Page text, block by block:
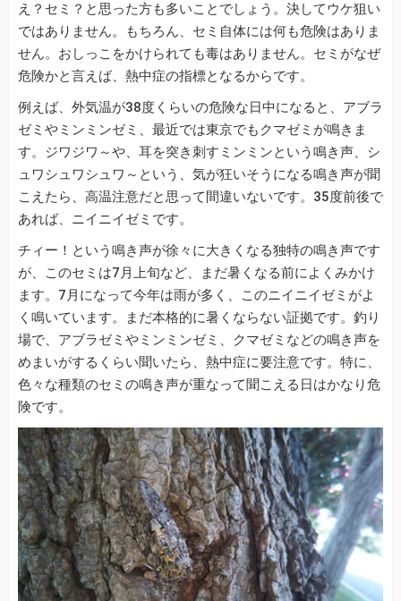
え？セミ？と思った方も多いことでしょう。決してウケ狙い
ではありません。もちろん、セミ自体には何も危険はありま
せん。おしっこをかけられても毒はありません。セミがなぜ
危険かと言えば、熱中症の指標となるからです。
例えば、外気温が38度くらいの危険な日中になると、アブラ
ゼミやミンミンゼミ、最近では東京でもクマゼミが鳴きま
す。ジワジワ～や、耳を突き刺すミンミンという鳴き声、シ
ュワシュワシュワ～という、気が狂いそうになる鳴き声が聞
こえたら、高温注意だと思って間違いないです。35度前後で
あれば、ニイニイゼミです。
チィー！という鳴き声が徐々に大きくなる独特の鳴き声です
が、このセミは7月上旬など、まだ暑くなる前によくみかけ
ます。7月になって今年は雨が多く、このニイニイゼミがよ
く鳴いています。まだ本格的に暑くならない証拠です。釣り
場で、アブラゼミやミンミンゼミ、クマゼミなどの鳴き声を
めまいがするくらい聞いたら、熱中症に要注意です。特に、
色々な種類のセミの鳴き声が重なって聞こえる日はかなり危
険です。